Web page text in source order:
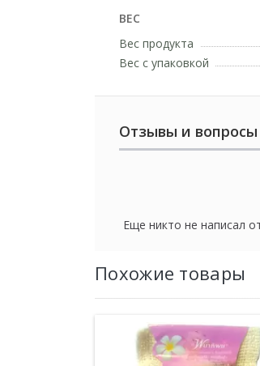
ВЕС
Вес продукта
Вес с упаковкой
Отзывы и вопросы
Еще никто не написал
Похожие товары